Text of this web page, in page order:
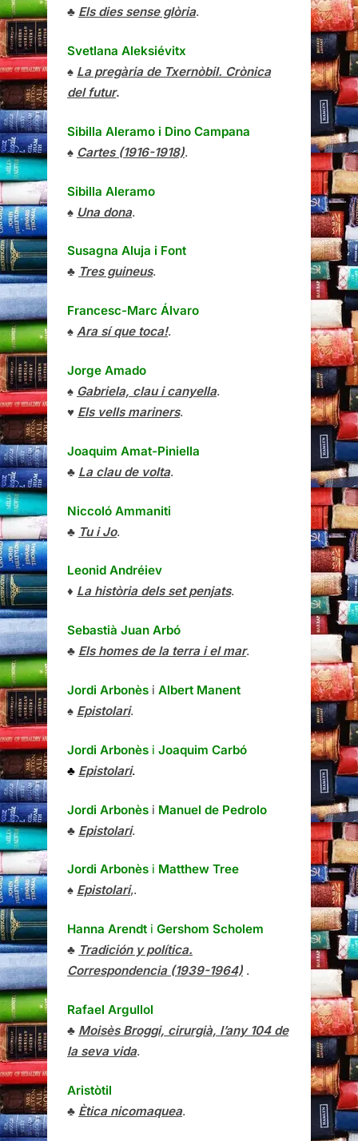
♣ Els dies sense glòria.
Svetlana Aleksiévitx
♠ La pregària de Txernòbil. Crònica
del futur.
Sibilla Aleramo i Dino Campana
♠ Cartes (1916-1918).
Sibilla Aleramo
♠ Una dona.
Susagna Aluja i Font
♣ Tres guineus.
Francesc-Marc Álvaro
♠ Ara sí que toca!.
Jorge Amado
♠ Gabriela, clau i canyella.
♥ Els vells mariners.
Joaquim Amat-Piniella
♣ La clau de volta.
Niccoló Ammaniti
♣ Tu i Jo.
Leonid Andréiev
♦ La història dels set penjats.
Sebastià Juan Arbó
♣ Els homes de la terra i el mar.
Jordi Arbonès i Albert Manent
♠ Epistolari.
Jordi Arbonès i Joaquim Carbó
♣ Epistolari.
Jordi Arbonès i Manuel de Pedrolo
♣ Epistolari.
Jordi Arbonès i Matthew Tree
♠ Epistolari,.
Hanna Arendt i Gershom Scholem
♣ Tradición y política.
Correspondencia (1939-1964) .
Rafael Argullol
♣ Moisès Broggi, cirurgià, l’any 104 de
la seva vida.
Aristòtil
♣ Ètica nicomaquea.